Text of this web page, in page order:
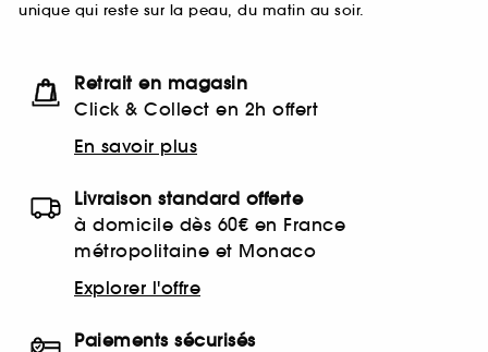
unique qui reste sur la peau, du matin au soir.
Retrait en magasin
Click & Collect en 2h offert
En savoir plus
Livraison standard offerte
à domicile dès 60€ en France
métropolitaine et Monaco
Explorer l'offre
Paiements sécurisés